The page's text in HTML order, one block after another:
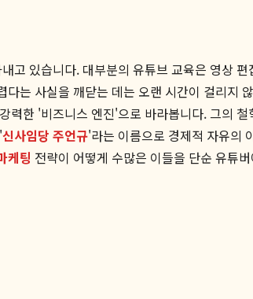
있습니다. 대부분의 유튜브 교육은 영상
는 사실을 깨닫는 데는 오랜 시간이 걸리지
한 '비즈니스 엔진'으로 바라봅니다. 그의
신사임당 주언규'라는 이름으로 경제적 자유의
케팅 전략이 어떻게 수많은 이들을 단순 유튜